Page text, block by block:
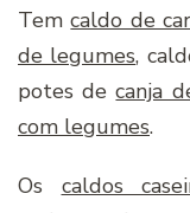
Temcaldo de
de legumes,
potes decanja
com legumes.
Os caldos